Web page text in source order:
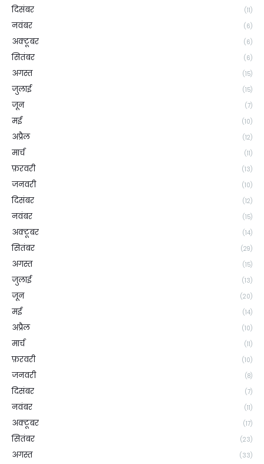
दिसंबर (11)
नवंबर (6)
अक्टूबर (6)
सितंबर (6)
अगस्त (15)
जुलाई (15)
जून (7)
मई (10)
अप्रैल (12)
मार्च (11)
फ़रवरी (13)
जनवरी (10)
दिसंबर (12)
नवंबर (15)
अक्टूबर (14)
सितंबर (29)
अगस्त (15)
जुलाई (13)
जून (20)
मई (14)
अप्रैल (10)
मार्च (11)
फ़रवरी (10)
जनवरी (8)
दिसंबर (7)
नवंबर (11)
अक्टूबर (17)
सितंबर (23)
अगस्त (33)